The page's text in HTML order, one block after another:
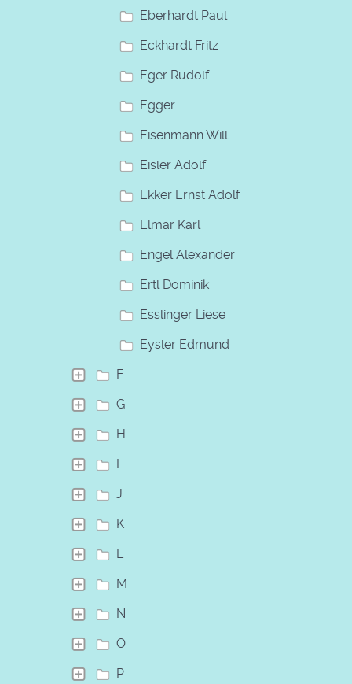
Eberhardt Paul
Eckhardt Fritz
Eger Rudolf
Egger
Eisenmann Will
Eisler Adolf
Ekker Ernst Adolf
Elmar Karl
Engel Alexander
Ertl Dominik
Esslinger Liese
Eysler Edmund
F
G
H
I
J
K
L
M
N
O
P